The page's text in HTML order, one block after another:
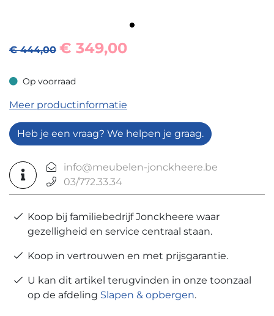
€ 444,00 € 349,00
Op voorraad
Op voorraad
Meer productinformatie
Heb je een vraag? We helpen je graag.
info@meubelen-jonckheere.be
03/772.33.34
Koop bij familiebedrijf Jonckheere waar
gezelligheid en service centraal staan.
Koop in vertrouwen en met prijsgarantie.
U kan dit artikel terugvinden in onze toonzaal
op de afdeling Slapen & opbergen.